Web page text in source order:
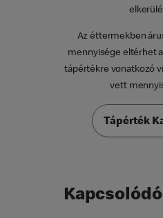
Az éttermekben
mennyisége eltérhet
tápértékre vonatkozó
vett
Tápérték